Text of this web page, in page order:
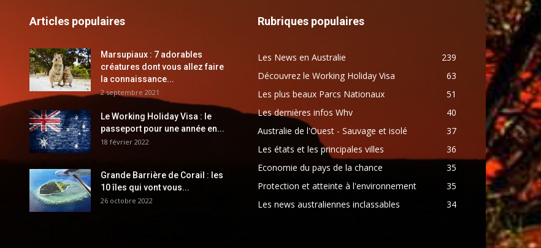
Articles populaires
Marsupiaux : 7 adorables
créatures dont vous allez faire
la connaissance...
2 septembre 2021
Le Working Holiday Visa : le
passeport pour une année en...
18 février 2022
Grande Barrière de Corail : les
10 îles qui vont vous...
26 octobre 2022
Rubriques populaires
Les News en Australie
239
Découvrez le Working Holiday Visa
63
Les plus beaux Parcs Nationaux
51
Les dernières infos Whv
40
Australie de l'Ouest - Sauvage et isolé
37
Les états et les principales villes
36
Economie du pays de la chance
35
Protection et atteinte à l'environnement
35
Les news australiennes inclassables
34